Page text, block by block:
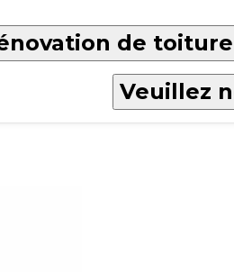
de
Veuillez